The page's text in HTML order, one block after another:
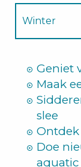
Winter
Geniet
Maak
slee
Doe